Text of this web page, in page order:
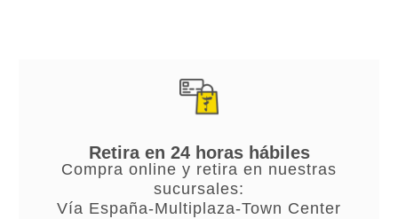
Retira en 24 horas hábiles
Compra online y retira en nuestras
sucursales:
Vía España-Multiplaza-Town Center